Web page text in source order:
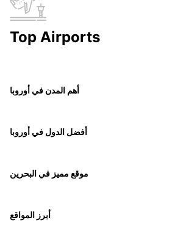
Top Airports
أهم المدن في أوروبا
أفضل الدول في أوروبا
موقع مميز في البحرين
أبرز المواقع